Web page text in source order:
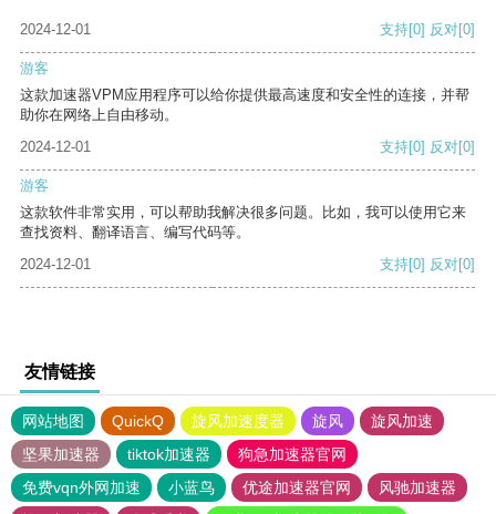
2024-12-01 支持[0] 反对[0]
游客
这款加速器VPM应用程序可以给你提供最高速度和安全性的连接，并帮
助你在网络上自由移动。
2024-12-01
支持[0] 反对[0]
游客
这款软件非常实用，可以帮助我解决很多问题。比如，我可以使用它来
查找资料、翻译语言、编写代码等。
2024-12-01
支持[0] 反对[0]
友情链接
网站地图 QuickQ 旋风加速度器 旋风
旋风加速
坚果加速器
tiktok加速器
狗急加速器官网
免费vqn外网加速
小蓝鸟 优途加速器官网
风驰加速器